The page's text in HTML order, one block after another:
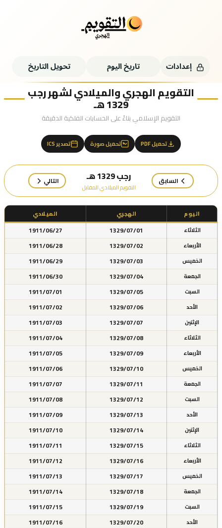
إعدادات تاريخ اليوم تحويل التاريخ
التقويم الهجري والميلادي لشهر رجب
1329 هـ
التقويم الإسلامي بناءً على الحسابات الفلكية الدقيقة
تحميل PDF تحميل صورة تصدير ICS
السابق رجب 1329 هـ
التقويم الميلادي المقابل
التالي
اليوم الهجري
الميلادي
الثلاثاء
1329/07/01
1911/06/27
الأربعاء 1329/07/02
1911/06/28
الخميس 1329/07/03
1911/06/29
الجمعة 1329/07/04
1911/06/30
السبت 1329/07/05
1911/07/01
الأحد 1329/07/06
1911/07/02
الإثنين 1329/07/07
1911/07/03
الثلاثاء 1329/07/08
1911/07/04
الأربعاء 1329/07/09
1911/07/05
الخميس 1329/07/10
1911/07/06
الجمعة 1329/07/11
1911/07/07
السبت 1329/07/12
1911/07/08
الأحد 1329/07/13
1911/07/09
الإثنين 1329/07/14
1911/07/10
الثلاثاء 1329/07/15
1911/07/11
الأربعاء 1329/07/16
1911/07/12
الخميس 1329/07/17
1911/07/13
الجمعة 1329/07/18
1911/07/14
السبت 1329/07/19
1911/07/15
الأحد 1329/07/20
1911/07/16